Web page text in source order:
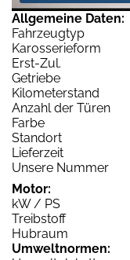
Allgemeine Daten:
Fahrzeugtyp
Karosserieform
Erst-Zul.
Getriebe
Kilometerstand
Anzahl der Türen
Farbe
Standort
Lieferzeit
Unsere Nummer
Motor:
kW / PS
Treibstoff
Hubraum
Umweltnormen: